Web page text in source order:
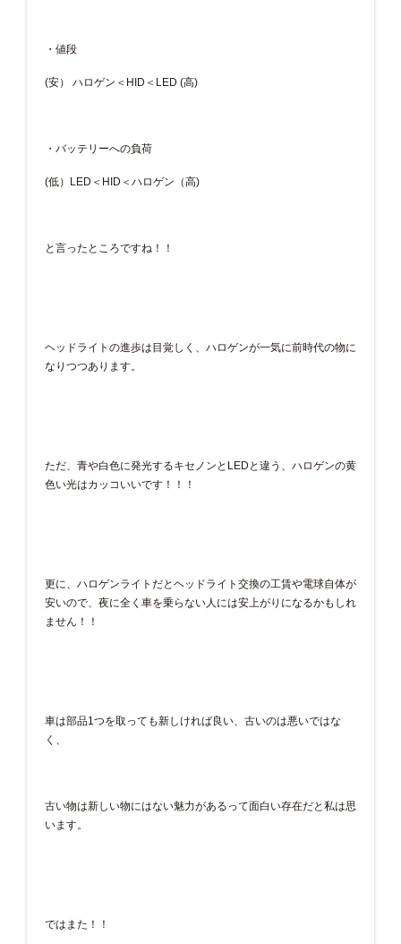
・値段
(安） ハロゲン＜HID＜LED (高)
・バッテリーへの負荷
(低）LED＜HID＜ハロゲン（高)
と言ったところですね！！
ヘッドライトの進歩は目覚しく、ハロゲンが一気に前時代の物に
なりつつあります。
ただ、青や白色に発光するキセノンとLEDと違う、ハロゲンの黄
色い光はカッコいいです！！！
更に、ハロゲンライトだとヘッドライト交換の工賃や電球自体が
安いので、夜に全く車を乗らない人には安上がりになるかもしれ
ません！！
車は部品1つを取っても新しければ良い、古いのは悪いではな
く、
古い物は新しい物にはない魅力があるって面白い存在だと私は思
います。
ではまた！！